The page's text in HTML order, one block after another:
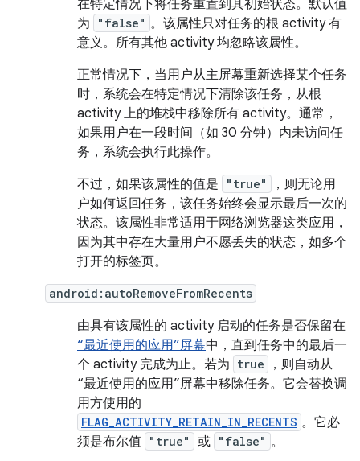
在特定情况下将任务重置到其初始状态。默认值
为
"false" 。该属性只对任务的根 activity 有
意义。所有其他 activity 均忽略该属性。
正常情况下，当用户从主屏幕重新选择某个任务
时，系统会在特定情况下清除该任务，从根
activity 上的堆栈中移除所有 activity。通常，
如果用户在一段时间（如 30 分钟）内未访问任
务，系统会执行此操作。
不过，如果该属性的值是
"true"
，则无论用
户如何返回任务，该任务始终会显示最后一次的
状态。该属性非常适用于网络浏览器这类应用，
因为其中存在大量用户不愿丢失的状态，如多个
打开的标签页。
android:autoRemoveFromRecents
由具有该属性的 activity 启动的任务是否保留在
“最近使用的应用”屏幕中，直到任务中的最后一
个 activity 完成为止。若为 true
，则自动从
“最近使用的应用”屏幕中移除任务。它会替换调
用方使用的
FLAG_ACTIVITY_RETAIN_IN_RECENTS 。它必
须是布尔值 "true" 或 "false" 。